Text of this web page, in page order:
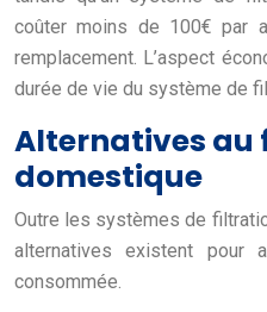
coûter moins de 100€ par
remplacement. L’aspect
durée de vie du système de
Alternatives au
domestique
Outre les systèmes de
alternatives existent pour
consommée.